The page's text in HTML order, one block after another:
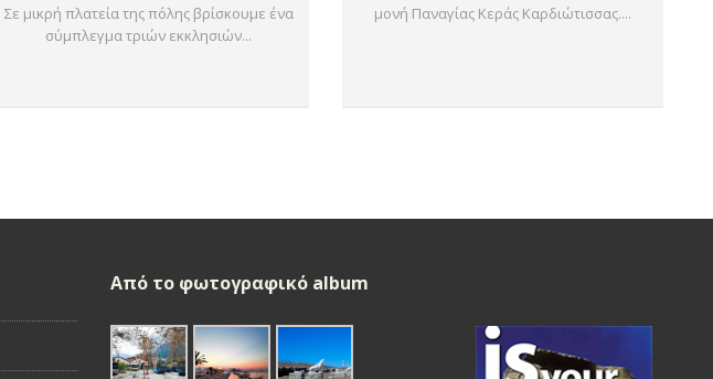
Σε μικρή πλατεία της πόλης βρίσκουμε ένα
σύμπλεγμα τριών εκκλησιών...
μονή Παναγίας Κεράς Καρδιώτισσας....
Από τo φωτογραφικό album